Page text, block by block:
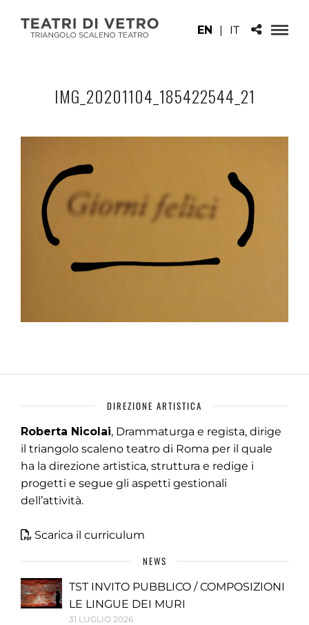
EN | IT
IMG_20201104_185422544_21
DIREZIONE ARTISTICA
Roberta Nicolai, Drammaturga e regista, dirige
il triangolo scaleno teatro di Roma per il quale
ha la direzione artistica, struttura e redige i
progetti e segue gli aspetti gestionali
dell’attività.
Scarica il curriculum
NEWS
TST INVITO PUBBLICO / COMPOSIZIONI
LE LINGUE DEI MURI
31 LUGLIO 2026